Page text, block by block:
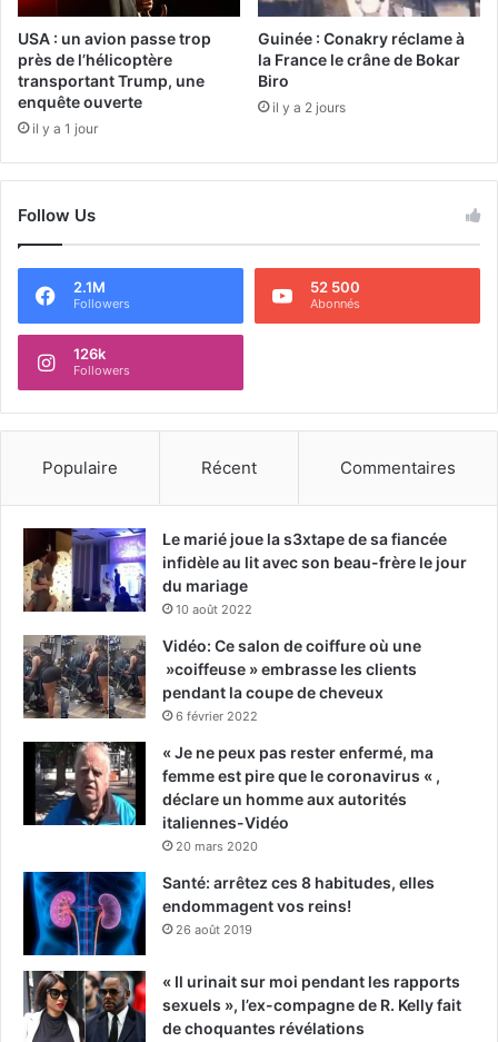
USA : un avion passe trop
près de l’hélicoptère
transportant Trump, une
enquête ouverte
il y a 1 jour
Guinée : Conakry réclame à
la France le crâne de Bokar
Biro
il y a 2 jours
Follow Us
2.1M
Followers
52 500
Abonnés
126k
Followers
Populaire Récent Commentaires
Le marié joue la s3xtape de sa fiancée
infidèle au lit avec son beau-frère le jour
du mariage
10 août 2022
Vidéo: Ce salon de coiffure où une
»coiffeuse » embrasse les clients
pendant la coupe de cheveux
6 février 2022
« Je ne peux pas rester enfermé, ma
femme est pire que le coronavirus « ,
déclare un homme aux autorités
italiennes-Vidéo
20 mars 2020
Santé: arrêtez ces 8 habitudes, elles
endommagent vos reins!
26 août 2019
« Il urinait sur moi pendant les rapports
sexuels », l’ex-compagne de R. Kelly fait
de choquantes révélations